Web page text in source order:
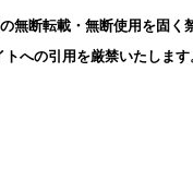
無断転載・無断使用を固く
への引用を厳禁いたします